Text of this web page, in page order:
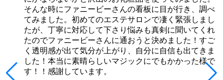
そんな時にファニービーさんの看板に目が行き、調べ
てみました。初めてのエステサロンで凄く緊張しまし
たが、丁寧に対応して下さり悩みも真剣に聞いてくれ
たのでファニービーさんに通おうと決めました！すご
く透明感が出て気分が上がり、自分に自信も出てきま
した！本当に素晴らしいマジックにでもかかった様で
す！！感謝しています。